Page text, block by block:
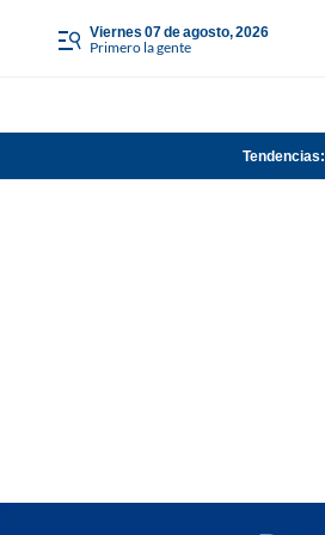
viernes 07 de agosto, 2026
Primero la gente
Tendencias: